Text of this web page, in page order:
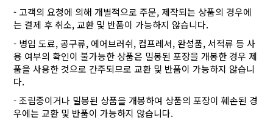
- 고객의 요청에 의해 개별적으로 주문, 제작되는 상품의 경우에
는 결제 후 취소, 교환 및 반품이 가능하지 않습니다.
- 병입 도료, 공구류, 에어브러쉬, 컴프레셔, 완성품, 서적류 등 사
용 여부의 확인이 불가능한 상품은 밀봉된 포장을 개봉한 경우 제
품을 사용한 것으로 간주되므로 교환 및 반품이 가능하지 않습니
다.
- 조립중이거나 밀봉된 상품을 개봉하여 상품의 포장이 훼손된 경
우에는 교환 및 반품이 가능하지 않습니다.